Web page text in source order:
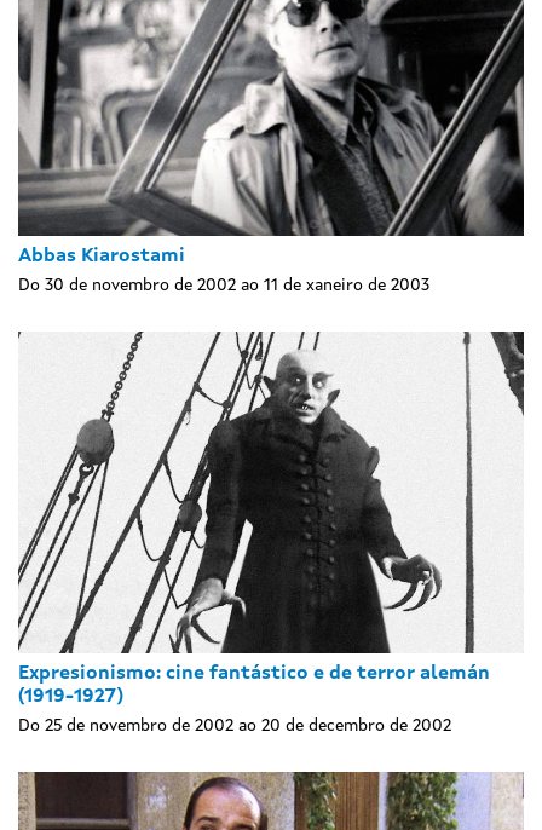
Abbas Kiarostami
Do 30 de novembro de 2002 ao 11 de xaneiro de 2003
Expresionismo: cine fantástico e de terror alemán
(1919-1927)
Do 25 de novembro de 2002 ao 20 de decembro de 2002